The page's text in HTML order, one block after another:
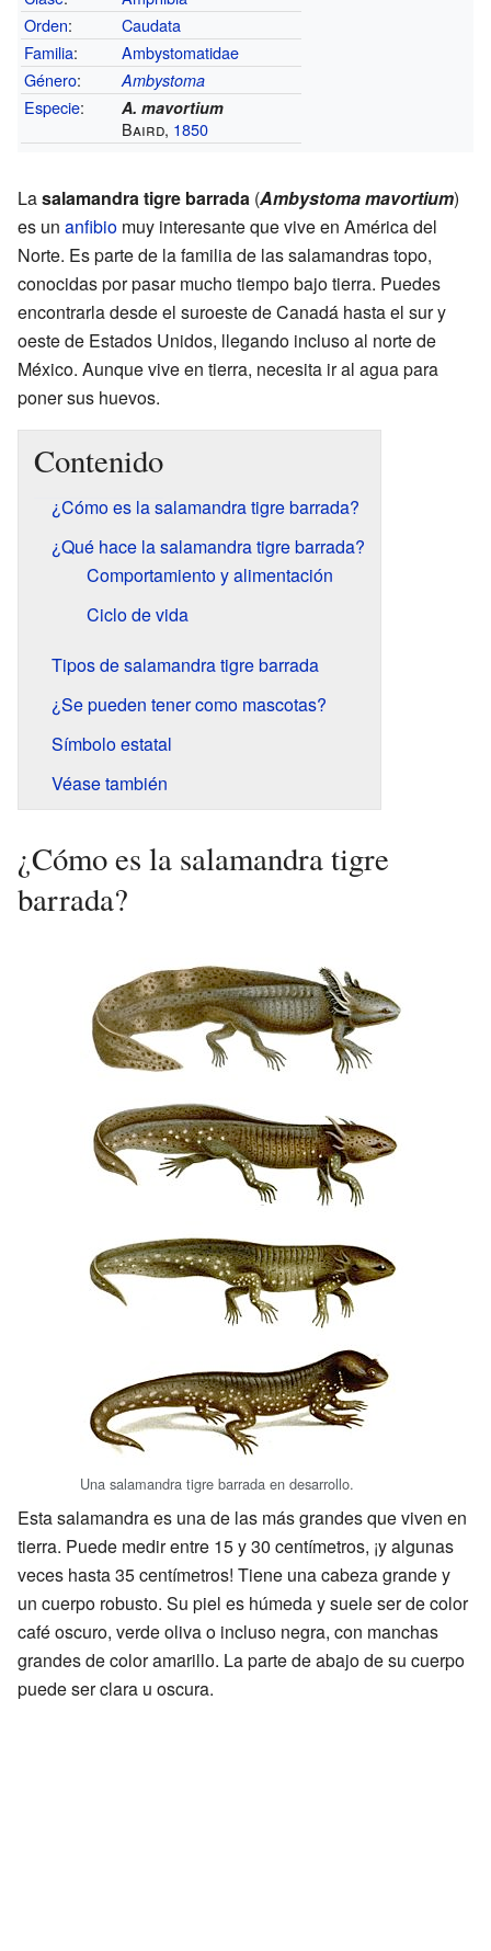
Orden:
Caudata
Familia:
Ambystomatidae
Género: Ambystoma
Especie: A. mavortium
Baird, 1850
Lasalamandra tigre barrada (Ambystoma mavortium)
es un anfibio muy interesante que vive en América del
Norte. Es parte de la familia de las salamandras topo,
conocidas por pasar mucho tiempo bajo tierra. Puedes
encontrarla desde el suroeste de Canadá hasta el sur y
oeste de Estados Unidos, llegando incluso al norte de
México. Aunque vive en tierra, necesita ir al agua para
poner sus huevos.
Contenido
¿Cómo es la salamandra tigre barrada?
¿Qué hace la salamandra tigre barrada?
Comportamiento y alimentación
Ciclo de vida
Tipos de salamandra tigre barrada
¿Se pueden tener como mascotas?
Símbolo estatal
Véase también
¿Cómo es la salamandra tigre
barrada?
Una salamandra tigre barrada en desarrollo.
Esta salamandra es una de las más grandes que viven en
tierra. Puede medir entre 15 y 30 centímetros, ¡y algunas
veces hasta 35 centímetros! Tiene una cabeza grande y
un cuerpo robusto. Su piel es húmeda y suele ser de color
café oscuro, verde oliva o incluso negra, con manchas
grandes de color amarillo. La parte de abajo de su cuerpo
puede ser clara u oscura.